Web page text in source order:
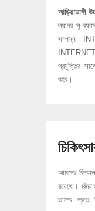
আড়িয়াডাঙ্গী
ল্যাবর সু-
সম্পন্ন
প্রযুক্তির
করে।
আমদের
রয়েছে।
তাদের দ্রুত